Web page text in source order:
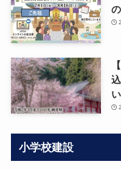
小学校建設